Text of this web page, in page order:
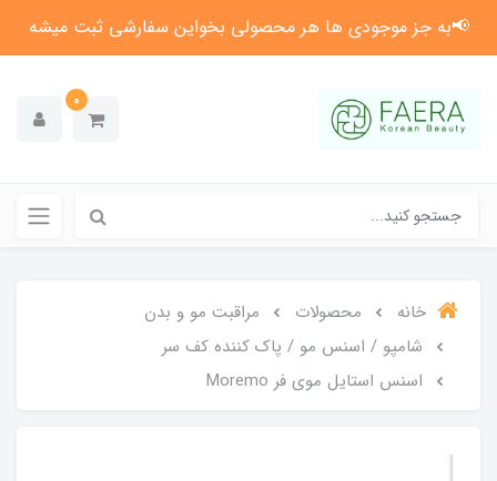
📢به جز موجودی ها هر محصولی بخواین سفارشی ثبت میشه
0
خانه محصولات
مراقبت مو و بدن
شامپو / اسنس مو / پاک کننده کف سر
اسنس استایل موی فر Moremo